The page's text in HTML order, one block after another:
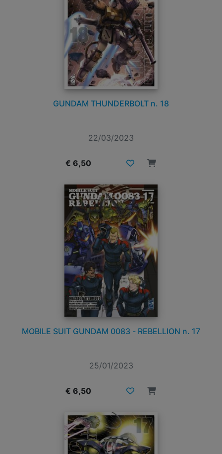
GUNDAM THUNDERBOLT n. 18
22/03/2023
€ 6,50
MOBILE SUIT GUNDAM 0083 - REBELLION n. 17
25/01/2023
€ 6,50